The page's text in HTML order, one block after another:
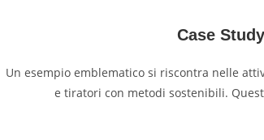
Case
Un esempio emblematico si riscontra nelle
e tiratori con metodi sostenibili.